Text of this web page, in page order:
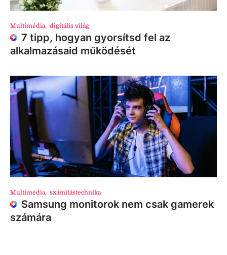
Multimédia, digitális világ
7 tipp, hogyan gyorsítsd fel az
alkalmazásaid működését
Multimédia, számítástechnika
Samsung monitorok nem csak gamerek
számára